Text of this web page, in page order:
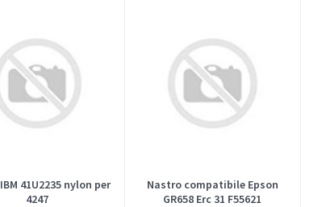
41U2235 nylon per
4247
Nastro compatibile Epson
GR658 Erc 31 F55621